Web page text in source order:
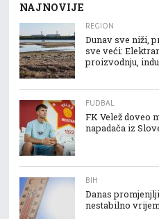
NAJNOVIJE
REGION
Dunav sve niži,
sve veći:
proizvodnju,
FUDBAL
FK Velež doveo
napadača iz
BIH
Danas
nestabilno